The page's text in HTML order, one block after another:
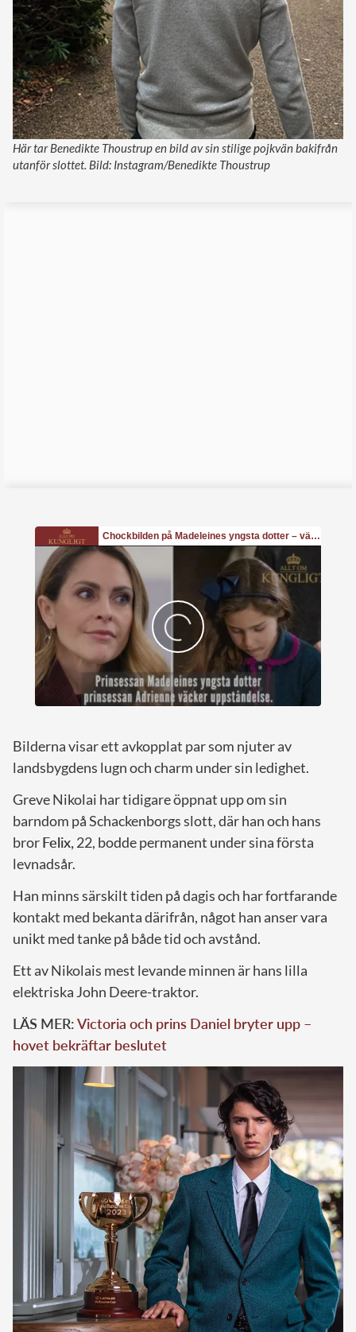
Här tar Benedikte Thoustrup en bild av sin stilige pojkvän bakifrån
utanför slottet. Bild: Instagram/Benedikte Thoustrup
Bilderna visar ett avkopplat par som njuter av
landsbygdens lugn och charm under sin ledighet.
Greve Nikolai har tidigare öppnat upp om sin
barndom på Schackenborgs slott, där han och hans
brorFelix, 22, bodde permanent under sina första
levnadsår.
Han minns särskilt tiden på dagis och har fortfarande
kontakt med bekanta därifrån, något han anser vara
unikt med tanke på både tid och avstånd.
Ett av Nikolais mest levande minnen är hans lilla
elektriska John Deere-traktor.
LÄS MER:Victoria och prins Daniel bryter upp –
hovet bekräftar beslutet